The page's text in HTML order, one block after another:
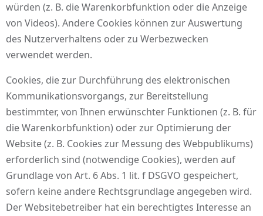
würden (z. B. die Warenkorbfunktion oder die Anzeige
von Videos). Andere Cookies können zur Auswertung
des Nutzerverhaltens oder zu Werbezwecken
verwendet werden.
Cookies, die zur Durchführung des elektronischen
Kommunikationsvorgangs, zur Bereitstellung
bestimmter, von Ihnen erwünschter Funktionen (z. B. für
die Warenkorbfunktion) oder zur Optimierung der
Website (z. B. Cookies zur Messung des Webpublikums)
erforderlich sind (notwendige Cookies), werden auf
Grundlage von Art. 6 Abs. 1 lit. f DSGVO gespeichert,
sofern keine andere Rechtsgrundlage angegeben wird.
Der Websitebetreiber hat ein berechtigtes Interesse an